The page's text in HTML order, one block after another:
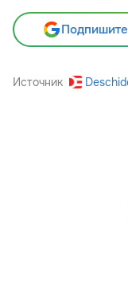
Источник